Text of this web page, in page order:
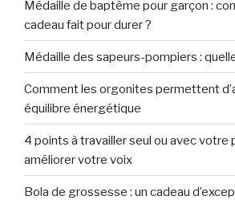
Médaille de baptême pour garçon :
cadeau fait pour durer ?
Médaille des sapeurs-pompiers :
Comment les orgonites permettent
équilibre énergétique
4 points à travailler seul ou avec votre
améliorer votre voix
Bola de grossesse : un cadeau